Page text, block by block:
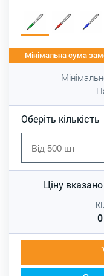
Мінімальна сума
Оберіть кількість
Ціну